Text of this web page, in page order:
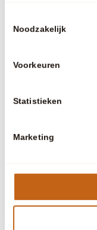
Noodzakelijk
Voorkeuren
Statistieken
Marketing